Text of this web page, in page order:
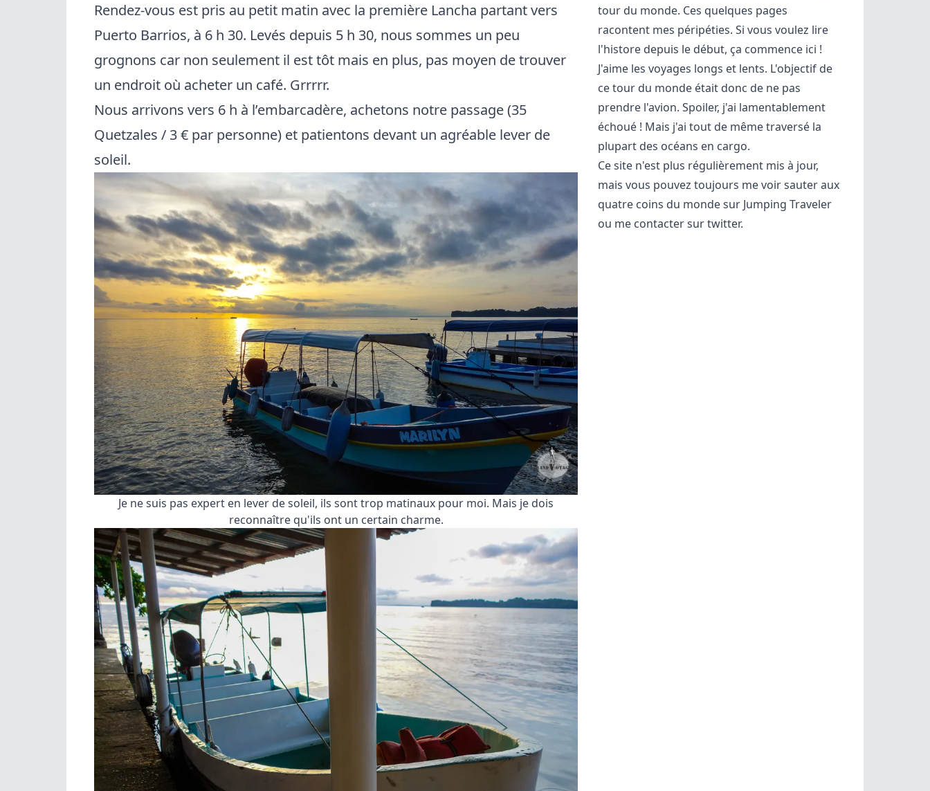
Rendez-vous est pris au petit matin avec la première Lancha partant vers
Puerto Barrios, à 6 h 30. Levés depuis 5 h 30, nous sommes un peu
grognons car non seulement il est tôt mais en plus, pas moyen de trouver
un endroit où acheter un café. Grrrrr.
Nous arrivons vers 6 h à l’embarcadère, achetons notre passage (35
Quetzales / 3 € par personne) et patientons devant un agréable lever de
soleil.
Je ne suis pas expert en lever de soleil, ils sont trop matinaux pour moi. Mais je dois
reconnaître qu'ils ont un certain charme.
tour du monde. Ces quelques pages
racontent mes péripéties. Si vous voulez lire
l'histore depuis le début, ça commence ici !
J'aime les voyages longs et lents. L'objectif de
ce tour du monde était donc de ne pas
prendre l'avion. Spoiler, j'ai lamentablement
échoué ! Mais j'ai tout de mêmetraversé la
plupart des océans en cargo.
Ce site n'est plus régulièrement mis à jour,
mais vous pouvez toujours me voir sauter aux
quatre coins du monde sur Jumping Traveler
ou me contacter surtwitter.